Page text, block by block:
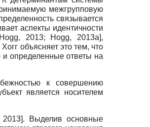
межгрупповую
связывается
аспекты идентичности
2013; Hogg, 2013а],
объясняет это тем, что
определенные ответы на
к совершению
является носителем
2013]. Выделив основные